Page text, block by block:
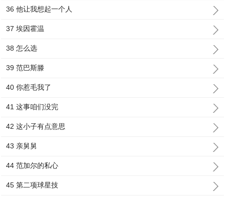
36 他让我想起一个人
37 埃因霍温
38 怎么选
39 范巴斯滕
40 你惹毛我了
41 这事咱们没完
42 这小子有点意思
43 亲舅舅
44 范加尔的私心
45 第二项球星技